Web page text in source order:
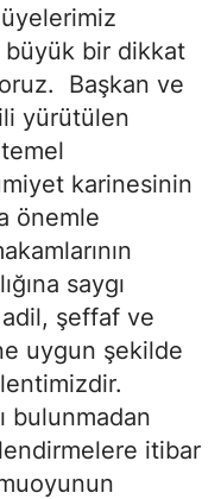
büyük bir dikkat
Başkan ve
yürütülen
karinesinin
önemle
saygı
şeffaf ve
uygun şekilde
bulunmadan
itibar